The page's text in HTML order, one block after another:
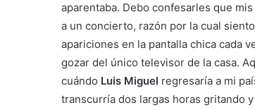
aparentaba. Debo confesarles que
a un concierto, razón por la cual
apariciones en la pantalla chica cada
gozar del único televisor de la casa.
cuándo Luis Miguel regresaría a mi
transcurría dos largas horas gritando